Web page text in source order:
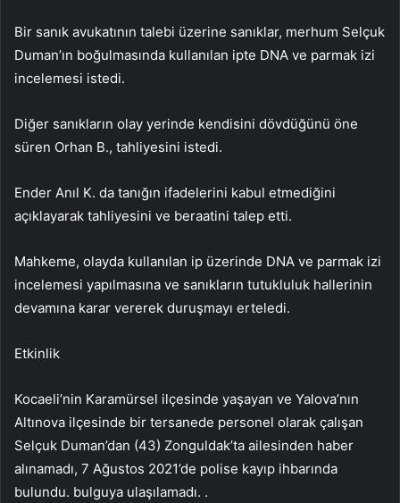
Bir sanık avukatının talebi üzerine sanıklar, merhum Selçuk
Duman’ın boğulmasında kullanılan ipte DNA ve parmak izi
incelemesi istedi.
Diğer sanıkların olay yerinde kendisini dövdüğünü öne
süren Orhan B., tahliyesini istedi.
Ender Anıl K. da tanığın ifadelerini kabul etmediğini
açıklayarak tahliyesini ve beraatini talep etti.
Mahkeme, olayda kullanılan ip üzerinde DNA ve parmak izi
incelemesi yapılmasına ve sanıkların tutukluluk hallerinin
devamına karar vererek duruşmayı erteledi.
Etkinlik
Kocaeli’nin Karamürsel ilçesinde yaşayan ve Yalova’nın
Altınova ilçesinde bir tersanede personel olarak çalışan
Selçuk Duman’dan (43) Zonguldak’ta ailesinden haber
alınamadı, 7 Ağustos 2021’de polise kayıp ihbarında
bulundu. bulguya ulaşılamadı. .